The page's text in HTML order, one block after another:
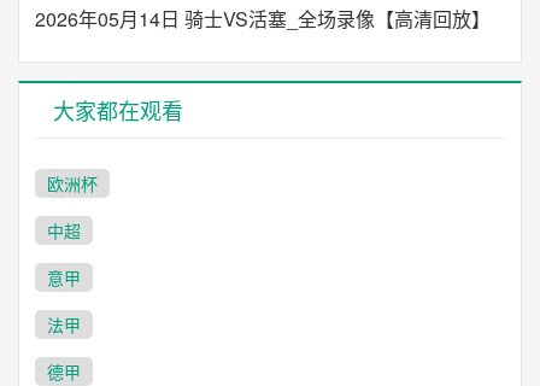
2026年05月14日 骑士VS活塞_全场录像【高清回放】
大家都在观看
欧洲杯
中超
意甲
法甲
德甲